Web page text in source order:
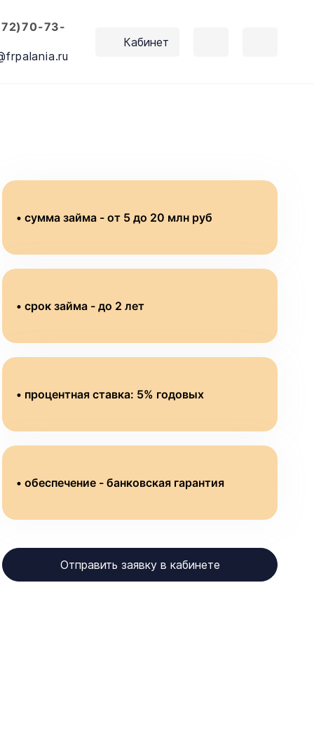
73-
Кабинет
• сумма займа - от 5 до 20 млн руб
• срок займа - до 2 лет
• процентная ставка: 5% годовых
• обеспечение - банковская гарантия
Отправить заявку в кабинете